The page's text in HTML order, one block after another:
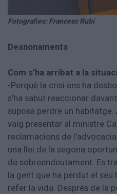
Fotografies: Francesc Rubí
Desnonaments
Com s’ha arribat a la
-Perquè la crisi ens ha
s’ha sabut reaccionar
suposa perdre un
vaig presentar al ministre
reclamacions de
una llei de la segona
de sobreendeutament. Es
la gent que ha perdut el
refer la vida. Després de la